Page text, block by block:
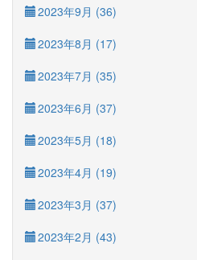
2023年9月 (36)
2023年8月 (17)
2023年7月 (35)
2023年6月 (37)
2023年5月 (18)
2023年4月 (19)
2023年3月 (37)
2023年2月 (43)